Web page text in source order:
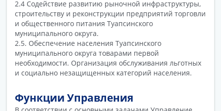
2.4 Содействие развитию рыночной инфраструктуры,
строительству и реконструкции предприятий торговли
и общественного питания Туапсинского
муниципального округа.
2.5. Обеспечение населения Туапсинского
муниципального округа товарами первой
необходимости. Организация обслуживания льготных
и социально незащищенных категорий населения.
Функции Управления